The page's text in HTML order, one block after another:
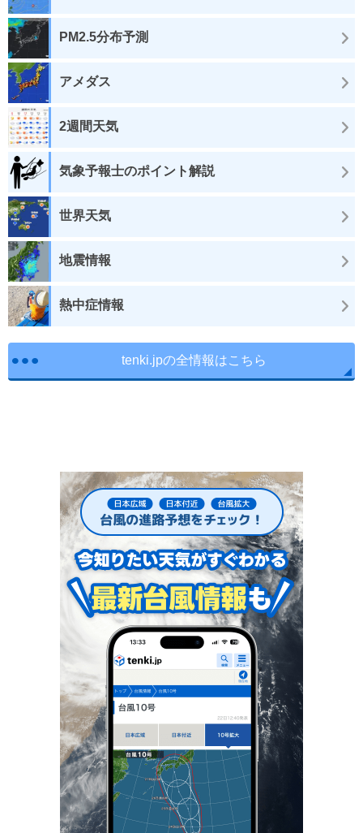
PM2.5分布予測
アメダス
2週間天気
気象予報士のポイント解説
世界天気
地震情報
熱中症情報
tenki.jpの全情報はこちら